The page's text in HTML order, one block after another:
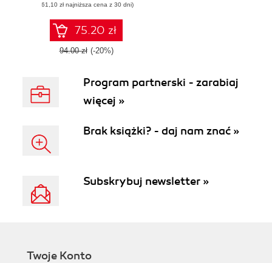
(61,10 zł najniższa cena z 30 dni)
75.20 zł
94.00 zł (-20%)
Program partnerski - zarabiaj
więcej »
Brak książki? - daj nam znać »
Subskrybuj newsletter »
Twoje Konto